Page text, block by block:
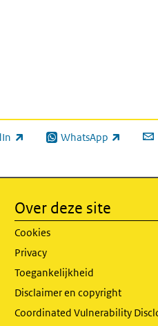
WhatsApp
(externe link)
Over deze site
Cookies
Privacy
Toegankelijkheid
Disclaimer en copyright
Coordinated Vulnerability